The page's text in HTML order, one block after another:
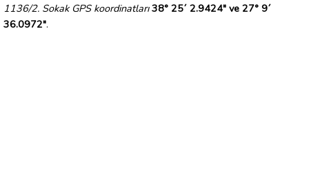
1136/2. Sokak GPS koordinatları 38° 25´ 2.9424" ve 27° 9´
36.0972".